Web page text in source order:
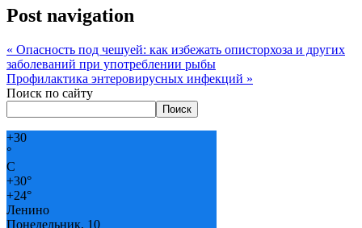
Post navigation
« Опасность под чешуей: как избежать описторхоза и других
заболеваний при употреблении рыбы
Профилактика энтеровирусных инфекций »
Поиск по сайту
Поиск
+30
°
C
+30°
+24°
Ленино
Понедельник, 10